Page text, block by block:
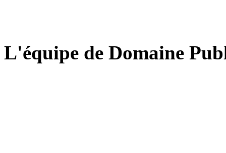
L'équipe de Domaine